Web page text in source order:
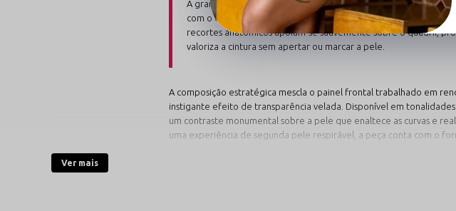
A grande vantagem do modelo Loba está na alta engenharia
com o elastano, a calcinha possui uma proposta de tamanho
recortes anatômicos apoiam-se suavemente sobre o quadril,
valoriza a cintura sem apertar ou marcar a pele.
A composição estratégica mescla o painel frontal trabalhado em
instigante efeito de transparência velada. Disponível em
um contraste monumental sobre a pele que enaltece as curvas e
uma experiência de segunda pele respirável, a peça conta com o
Ver mais